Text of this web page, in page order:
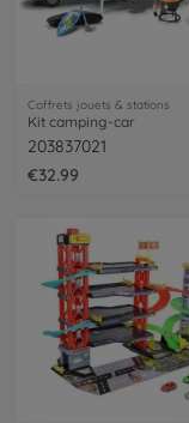
Coffrets jouets & stations
Kit camping-car
203837021
€32.99